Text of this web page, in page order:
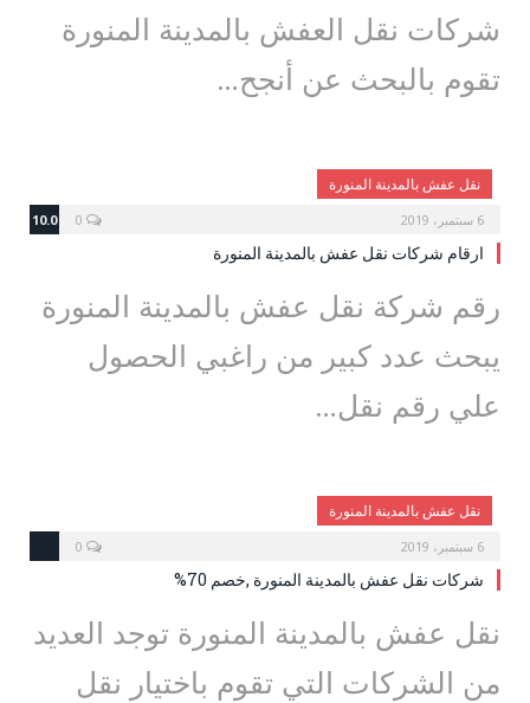
شركات نقل العفش بالمدينة المنورة
تقوم بالبحث عن أنجح…
نقل عفش بالمدينة المنورة
6 سبتمبر، 2019 10.0
ارقام شركات نقل عفش بالمدينة المنورة
رقم شركة نقل عفش بالمدينة المنورة
يبحث عدد كبير من راغبي الحصول
علي رقم نقل…
نقل عفش بالمدينة المنورة
6 سبتمبر، 2019
شركات نقل عفش بالمدينة المنورة ,خصم 70%
نقل عفش بالمدينة المنورة توجد العديد
من الشركات التي تقوم باختيار نقل